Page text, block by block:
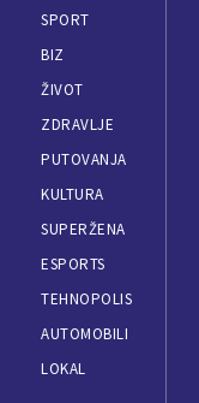
SPORT
BIZ
ŽIVOT
ZDRAVLJE
PUTOVANJA
KULTURA
SUPERŽENA
ESPORTS
TEHNOPOLIS
AUTOMOBILI
LOKAL